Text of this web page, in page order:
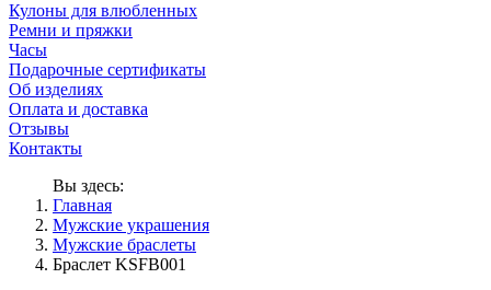
Кулоны для влюбленных
Ремни и пряжки
Часы
Подарочные сертификаты
Об изделиях
Оплата и доставка
Отзывы
Контакты
Вы здесь:
Главная
Мужские украшения
Мужские браслеты
Браслет KSFB001